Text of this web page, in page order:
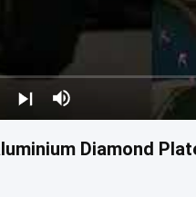
Diamond